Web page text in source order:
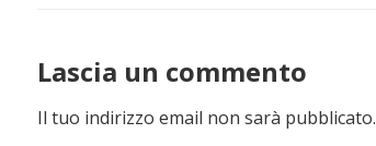
Lascia un commento
Il tuo indirizzo email non sarà pubblicato.